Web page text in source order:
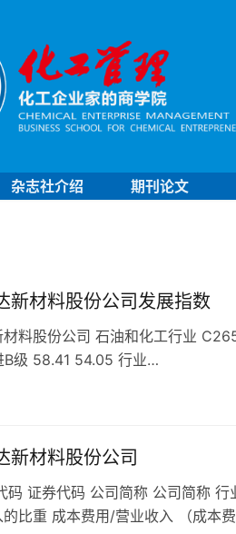
杂志社介绍 期刊论文
新材料股份公司发展指数
材料股份公司 石油和化工行业
B级 58.41 54.05 行业…
新材料股份公司
码 证券代码 公司简称 公司简称
的比重 成本费用/营业收入 （成本